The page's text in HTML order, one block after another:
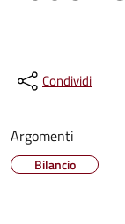
Condividi
Argomenti
Bilancio